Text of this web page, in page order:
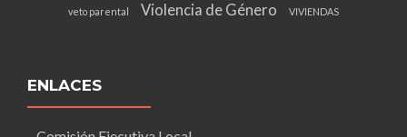
veto parental Violencia de Género VIVIENDAS
ENLACES